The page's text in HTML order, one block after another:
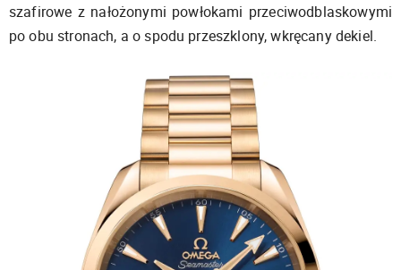
szafirowe z nałożonymi powłokami przeciwodblaskowymi
po obu stronach, a o spodu przeszklony, wkręcany dekiel.